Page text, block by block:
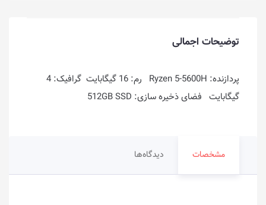
توضیحات اجمالی
پردازنده: Ryzen 5-5600H رم: 16 گیگابایت گرافیک: 4
گیگابایت فضای ذخیره سازی: 512GB SSD
مشخصات دیدگاه‌ها